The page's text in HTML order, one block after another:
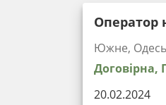
Оператор
Южне,
Договірна,
20.02.2024